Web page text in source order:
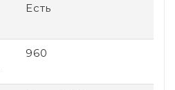
Есть
960